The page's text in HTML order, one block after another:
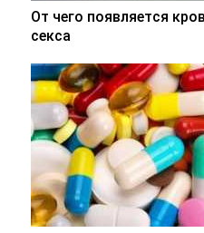
От чего появляется
секса